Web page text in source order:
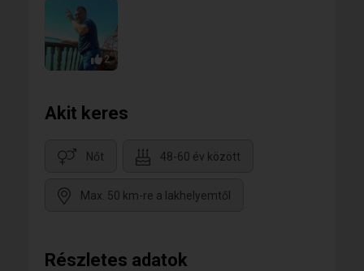
2
Akit keres
Nőt 48-60 év között
Max. 50 km-re a lakhelyemtől
Részletes adatok